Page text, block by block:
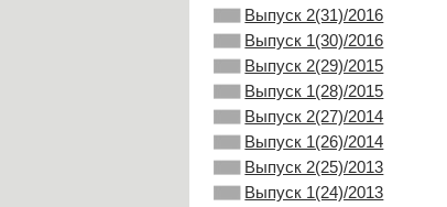
Выпуск 2(31)/2016
Выпуск 1(30)/2016
Выпуск 2(29)/2015
Выпуск 1(28)/2015
Выпуск 2(27)/2014
Выпуск 1(26)/2014
Выпуск 2(25)/2013
Выпуск 1(24)/2013